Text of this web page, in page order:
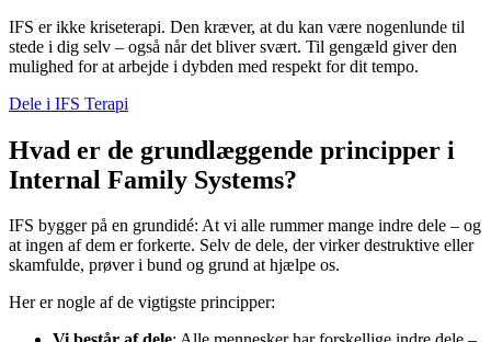
IFS er ikke kriseterapi. Den kræver, at du kan være nogenlunde til
stede i dig selv – også når det bliver svært. Til gengæld giver den
mulighed for at arbejde i dybden med respekt for dit tempo.
Dele i IFS Terapi
Hvad er de grundlæggende principper i
Internal Family Systems?
IFS bygger på en grundidé: At vi alle rummer mange indre dele – og
at ingen af dem er forkerte. Selv de dele, der virker destruktive eller
skamfulde, prøver i bund og grund at hjælpe os.
Her er nogle af de vigtigste principper: